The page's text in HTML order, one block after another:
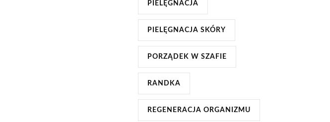
PIELĘGNACJA
PIELĘGNACJA SKÓRY
PORZĄDEK W SZAFIE
RANDKA
REGENERACJA ORGANIZMU